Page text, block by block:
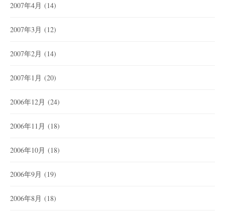
2007年4月 (14)
2007年3月 (12)
2007年2月 (14)
2007年1月 (20)
2006年12月 (24)
2006年11月 (18)
2006年10月 (18)
2006年9月 (19)
2006年8月 (18)